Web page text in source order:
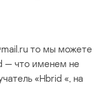
то мы можете
— что именем не
«Hbrid «, на